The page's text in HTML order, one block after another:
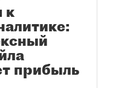
к
прибыль